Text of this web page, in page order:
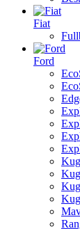
Fiat
Ford